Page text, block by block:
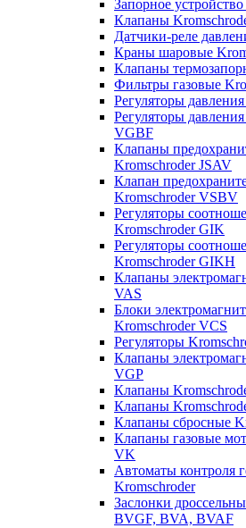
Запорное
Клапаны
Датчики-реле
Краны шаровые
Клапаны
Фильтры газовые
Регуляторы
Регуляторы
VGBF
Клапаны
Kromschroder JSAV
Клапан
Kromschroder VSBV
Регуляторы
Kromschroder GIK
Регуляторы
Kromschroder GIKH
Клапаны
VAS
Блоки
Kromschroder VCS
Регуляторы
Клапаны
VGP
Клапаны
Клапаны
Клапаны сбросные
Клапаны газовые
VK
Автоматы контроля
Kromschroder
Заслонки
BVGF, BVA, BVAF